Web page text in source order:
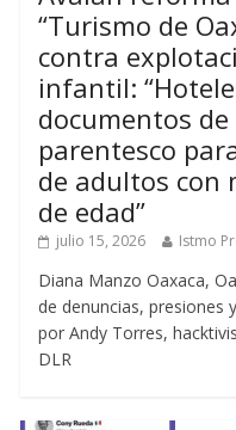
“Turismo de
contra
infantil:
documentos de
parentesco
de adultos con
de edad”
julio 15, 2026 Istmo
Diana Manzo Oaxaca,
de denuncias, presiones
por Andy Torres,
DLR